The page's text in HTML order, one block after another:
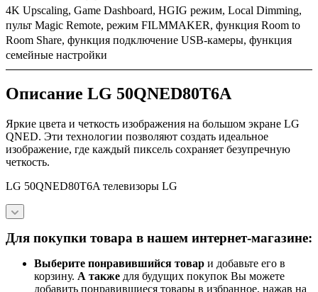
4K Upscaling, Game Dashboard, HGIG режим, Local Dimming,
пульт Magic Remote, режим FILMMAKER, функция Room to
Room Share, функция подключение USB-камеры, функция
семейные настройки
Описание LG 50QNED80T6A
Яркие цвета и четкость изображения на большом экране LG
QNED. Эти технологии позволяют создать идеальное
изображение, где каждый пиксель сохраняет безупречную
четкость.
LG 50QNED80T6A телевизоры LG
Для покупки товара в нашем интернет-магазине:
Выберите понравившийся товар и добавьте его в
корзину. А также для будущих покупок Вы можете
добавить понравившиеся товары в избранное, нажав на